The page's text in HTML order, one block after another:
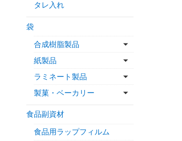
タレ入れ
袋
合成樹脂製品
紙製品
ラミネート製品
製菓・ベーカリー
食品副資材
食品用ラップフィルム